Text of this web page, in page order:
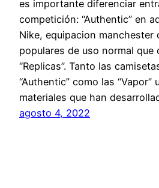
es importante diferenciar
competición: “Authentic” en
Nike, equipacion manchester
populares de uso normal que
“Replicas”. Tanto las
“Authentic” como las
materiales que han
agosto 4, 2022